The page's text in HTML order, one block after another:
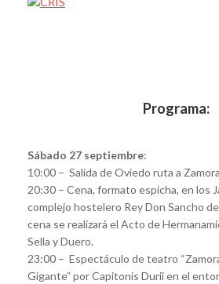
Programa:
Sábado 27 septiembre:
10:00 – Salida de Oviedo ruta a
20:30 – Cena, formato espicha, en los
complejo hostelero Rey Don Sancho
cena se realizará el Acto de
Sella y Duero.
23:00 – Espectáculo de teatro
Gigante” por Capitonis Durii en el